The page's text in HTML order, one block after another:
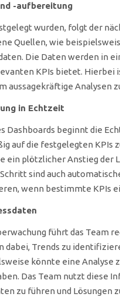
-aufbereitung
wurden, folgt der
Quellen, wie
Die Daten werden in
KPIs bietet. Hierbei
aussagekräftige Analysen
in Echtzeit
Dashboards beginnt die
auf die festgelegten KPIs
ein plötzlicher Anstieg der
sind auch
wenn bestimmte KPIs
führt das Team
dabei, Trends zu
könnte eine
Das Team nutzt diese
zu führen und Lösungen